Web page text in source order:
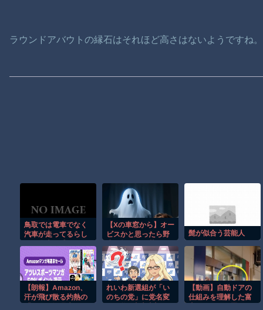
ラウンドアバウトの縁石はそれほど高さはないようですね。
鳥取では電車でなく
汽車が走ってるらし
代女性が意識失う。
汽車汽車ぽっぽぽっ
ぽ
【Xの車窓から】オー
ビスかと思ったら野
か
髭が似合う芸能人
【朗報】Amazon、
汗が飛び散る灼熱の
れいわ新選組が「い
のちの党」に党名変
【動画】自動ドアの
仕組みを理解した富